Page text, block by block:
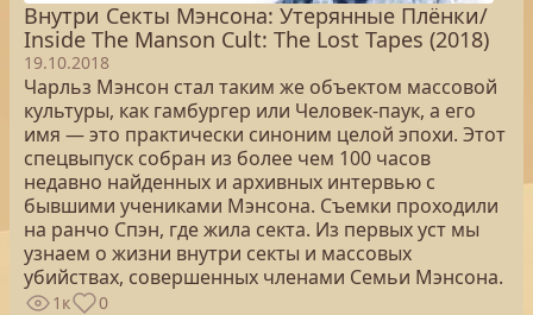
Внутри Секты Мэнсона: Утерянные Плёнки/
Inside The Manson Cult: The Lost Tapes (2018)
19.10.2018
Чарльз Мэнсон стал таким же объектом массовой
культуры, как гамбургер или Человек-паук, а его
имя — это практически синоним целой эпохи. Этот
спецвыпуск собран из более чем 100 часов
недавно найденных и архивных интервью с
бывшими учениками Мэнсона. Съемки проходили
на ранчо Спэн, где жила секта. Из первых уст мы
узнаем о жизни внутри секты и массовых
убийствах, совершенных членами Семьи Мэнсона.
1к 0